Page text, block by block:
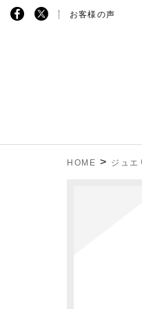
お客様の声
HOME > ジュ